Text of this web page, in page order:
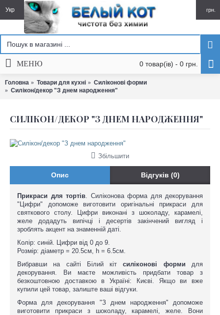
Укр грн.
0 товар(ів) - 0 грн.
МЕНЮ
Головна Товари для кухні
Силіконові форми
Силікон/декор "З днем народження"
СИЛІКОН/ДЕКОР "З ДНЕМ НАРОДЖЕННЯ"
Збільшити
Опис Відгуків (0)
Прикраси для тортів. Силіконова форма для декорування
"Цифри" допоможе виготовити оригінальні прикраси для
святкового столу. Цифри виконані з шоколаду, карамелі,
желе додадуть випічці і десертів закінчений вигляд і
зроблять акцент на знаменній даті.
Колір: синій. Цифри від 0 до 9.
Розмір: діаметр = 20.5см, h = 6.5см.
Вибравши на сайті Білий кіт силіконові формидля
декорування. Ви маєте можливість придбати товар з
безкоштовною доставкою в Україні: Києві. Якщо ви вже
купили цей товар, залиште ваші відгуки.
Форма для декорування "З днем народження" допоможе
виготовити прикраси з шоколаду, карамелі, желе. Вони